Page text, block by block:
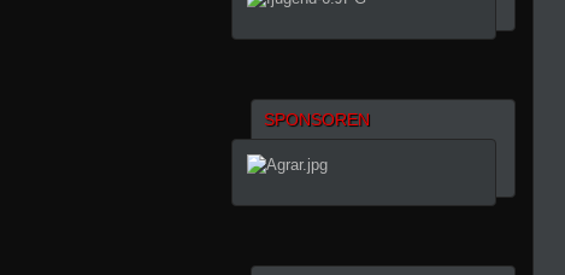
SPONSOREN